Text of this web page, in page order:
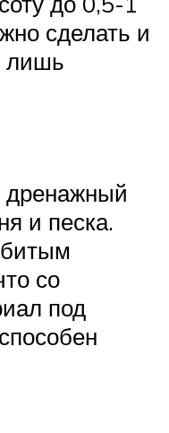
сделать и
лишь
и песка.
со
под